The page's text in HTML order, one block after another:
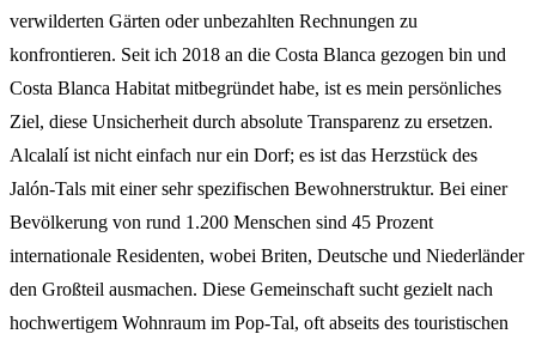
verwilderten Gärten oder unbezahlten Rechnungen zu
konfrontieren. Seit ich 2018 an die Costa Blanca gezogen bin und
Costa Blanca Habitat mitbegründet habe, ist es mein persönliches
Ziel, diese Unsicherheit durch absolute Transparenz zu ersetzen.
Alcalalí ist nicht einfach nur ein Dorf; es ist das Herzstück des
Jalón-Tals mit einer sehr spezifischen Bewohnerstruktur. Bei einer
Bevölkerung von rund 1.200 Menschen sind 45 Prozent
internationale Residenten, wobei Briten, Deutsche und Niederländer
den Großteil ausmachen. Diese Gemeinschaft sucht gezielt nach
hochwertigem Wohnraum im Pop-Tal, oft abseits des touristischen